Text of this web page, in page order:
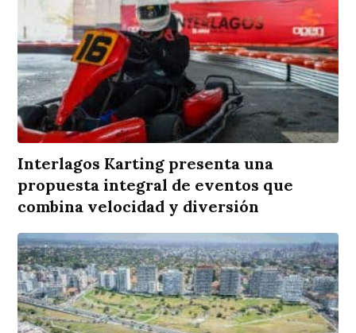
Interlagos Karting presenta una
propuesta integral de eventos que
combina velocidad y diversión